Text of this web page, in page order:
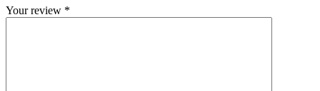
Your review *